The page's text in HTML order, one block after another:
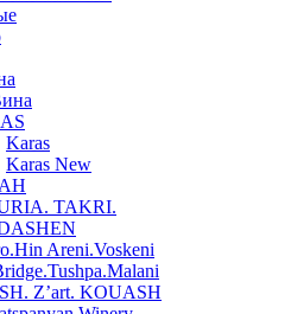
Karas
Karas New
TAKRI.
Areni.Voskeni
Z’art. KOUASH